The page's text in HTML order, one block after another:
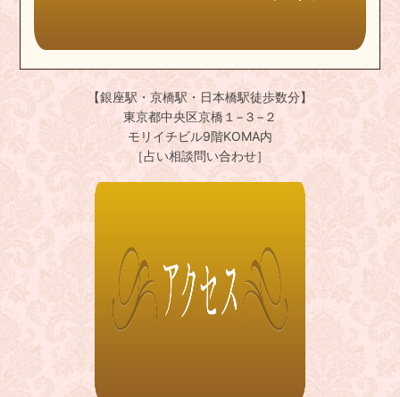
【銀座駅・京橋駅・日本橋駅徒歩数分】
東京都中央区京橋１−３−２
モリイチビル9階KOMA内
［占い相談問い合わせ］